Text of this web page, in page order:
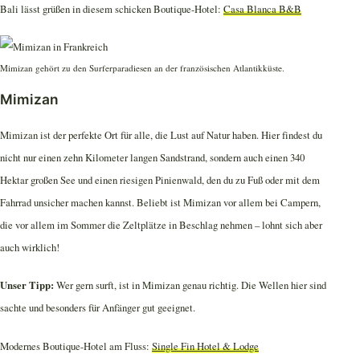
Bali lässt grüßen in diesem schicken Boutique-Hotel: Casa Blanca B&B
Mimizan gehört zu den Surferparadiesen an der französischen Atlantikküste.
Mimizan
Mimizan ist der perfekte Ort für alle, die Lust auf Natur haben. Hier findest du
nicht nur einen zehn Kilometer langen Sandstrand, sondern auch einen 340
Hektar großen See und einen riesigen Pinienwald, den du zu Fuß oder mit dem
Fahrrad unsicher machen kannst. Beliebt ist Mimizan vor allem bei Campern,
die vor allem im Sommer die Zeltplätze in Beschlag nehmen – lohnt sich aber
auch wirklich!
Unser Tipp: Wer gern surft, ist in Mimizan genau richtig. Die Wellen hier sind
sachte und besonders für Anfänger gut geeignet.
Modernes Boutique-Hotel am Fluss: Single Fin Hotel & Lodge